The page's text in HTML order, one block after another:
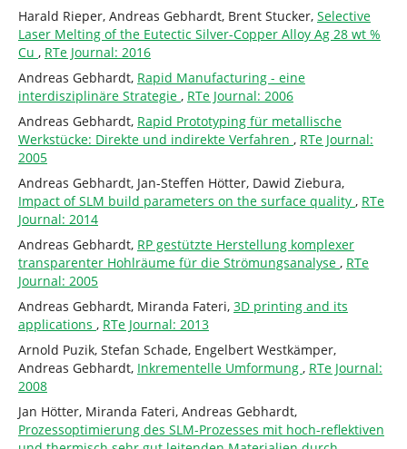
Harald Rieper, Andreas Gebhardt, Brent Stucker, Selective
Laser Melting of the Eutectic Silver-Copper Alloy Ag 28 wt %
Cu , RTe Journal: 2016
Andreas Gebhardt, Rapid Manufacturing - eine
interdisziplinäre Strategie , RTe Journal: 2006
Andreas Gebhardt, Rapid Prototyping für metallische
Werkstücke: Direkte und indirekte Verfahren , RTe Journal:
2005
Andreas Gebhardt, Jan-Steffen Hötter, Dawid Ziebura,
Impact of SLM build parameters on the surface quality , RTe
Journal: 2014
Andreas Gebhardt, RP gestützte Herstellung komplexer
transparenter Hohlräume für die Strömungsanalyse , RTe
Journal: 2005
Andreas Gebhardt, Miranda Fateri, 3D printing and its
applications , RTe Journal: 2013
Arnold Puzik, Stefan Schade, Engelbert Westkämper,
Andreas Gebhardt, Inkrementelle Umformung , RTe Journal:
2008
Jan Hötter, Miranda Fateri, Andreas Gebhardt,
Prozessoptimierung des SLM-Prozesses mit hoch-reflektiven